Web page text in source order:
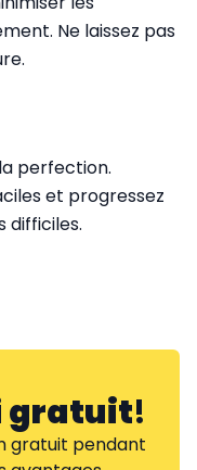
Ne laissez pas
perfection.
et progressez
difficiles.
gratuit!
gratuit pendant